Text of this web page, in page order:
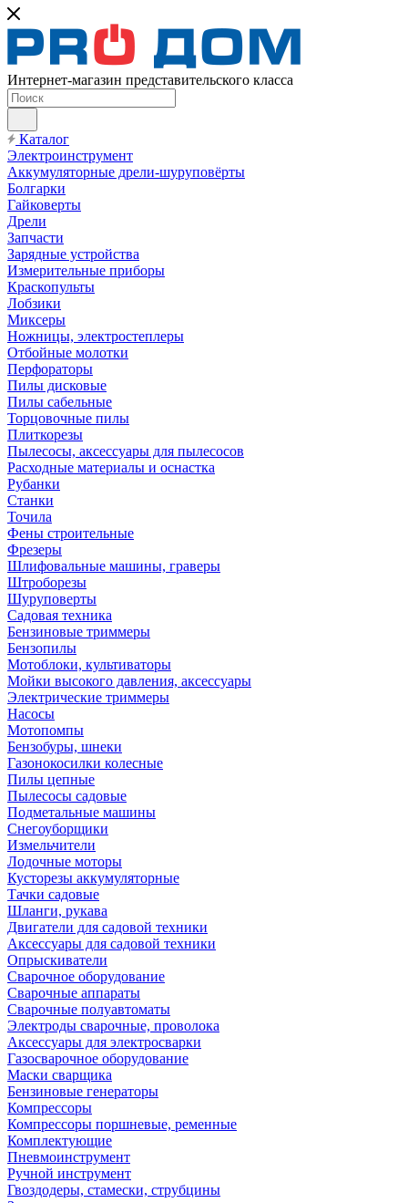
Интернет-магазин представительского класса
Каталог
Электроинструмент
Аккумуляторные дрели-шуруповёрты
Болгарки
Гайковерты
Дрели
Запчасти
Зарядные устройства
Измерительные приборы
Краскопульты
Лобзики
Миксеры
Ножницы, электростеплеры
Отбойные молотки
Перфораторы
Пилы дисковые
Пилы сабельные
Торцовочные пилы
Плиткорезы
Пылесосы, аксессуары для пылесосов
Расходные материалы и оснастка
Рубанки
Станки
Точила
Фены строительные
Фрезеры
Шлифовальные машины, граверы
Штроборезы
Шуруповерты
Садовая техника
Бензиновые триммеры
Бензопилы
Мотоблоки, культиваторы
Мойки высокого давления, аксессуары
Электрические триммеры
Насосы
Мотопомпы
Бензобуры, шнеки
Газонокосилки колесные
Пилы цепные
Пылесосы садовые
Подметальные машины
Снегоуборщики
Измельчители
Лодочные моторы
Кусторезы аккумуляторные
Тачки садовые
Шланги, рукава
Двигатели для садовой техники
Аксессуары для садовой техники
Опрыскиватели
Сварочное оборудование
Сварочные аппараты
Сварочные полуавтоматы
Электроды сварочные, проволока
Аксессуары для электросварки
Газосварочное оборудование
Маски сварщика
Бензиновые генераторы
Компрессоры
Компрессоры поршневые, ременные
Комплектующие
Пневмоинструмент
Ручной инструмент
Гвоздодеры, стамески, струбцины